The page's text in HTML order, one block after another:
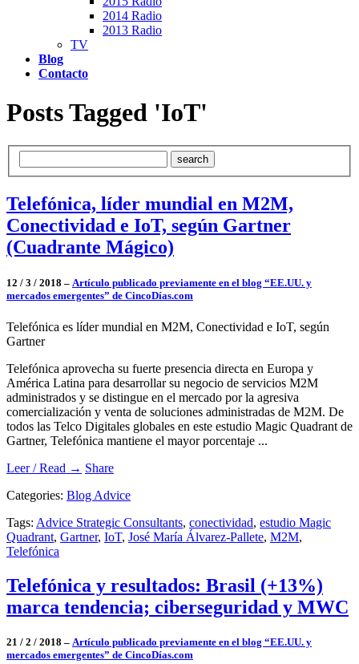
2014 Radio
2013 Radio
TV
Blog
Contacto
Posts Tagged 'IoT'
Telefónica, líder mundial en M2M,
Conectividad e IoT, según Gartner
(Cuadrante Mágico)
12 / 3 / 2018 – Artículo publicado previamente en el blog “EE.UU. y
mercados emergentes” de CincoDías.com
Telefónica es líder mundial en M2M, Conectividad e IoT, según
Gartner
Telefónica aprovecha su fuerte presencia directa en Europa y
América Latina para desarrollar su negocio de servicios M2M
administrados y se distingue en el mercado por la agresiva
comercialización y venta de soluciones administradas de M2M. De
todos las Telco Digitales globales en este estudio Magic Quadrant de
Gartner, Telefónica mantiene el mayor porcentaje ...
Leer / Read → Share
Categories: Blog Advice
Tags: Advice Strategic Consultants, conectividad, estudio Magic
Quadrant, Gartner, IoT, José María Álvarez-Pallete, M2M,
Telefónica
Telefónica y resultados: Brasil (+13%)
marca tendencia; ciberseguridad y MWC
21 / 2 / 2018 – Artículo publicado previamente en el blog “EE.UU. y
mercados emergentes” de CincoDías.com